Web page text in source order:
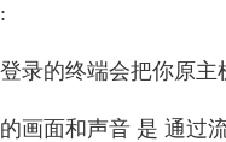
录的终端会把你原主
画面和声音 是 通过